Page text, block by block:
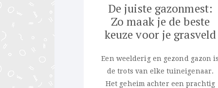
De juiste gazonmest:
Zo maak je de beste
keuze voor je grasveld
Een weelderig en gezond gazon
de trots van elke tuineigenaar.
Het geheim achter een prachtig